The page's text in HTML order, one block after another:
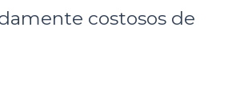
costosos de